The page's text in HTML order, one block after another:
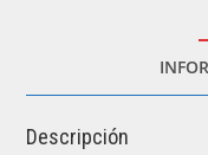
Descripción